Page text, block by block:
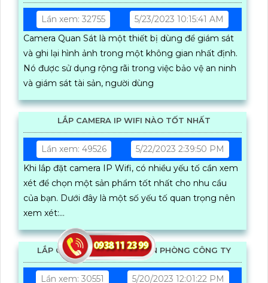
Lần xem: 32755
5/23/2023 10:15:41 AM
Camera Quan Sát là một thiết bị dùng để giám sát
và ghi lại hình ảnh trong một không gian nhất định.
Nó được sử dụng rộng rãi trong việc bảo vệ an ninh
và giám sát tài sản, người dùng
LẮP CAMERA IP WIFI NÀO TỐT NHẤT
Lần xem: 49526
5/22/2023 2:39:50 PM
Khi lắp đặt camera IP Wifi, có nhiều yếu tố cần xem
xét để chọn một sản phẩm tốt nhất cho nhu cầu
của bạn. Dưới đây là một số yếu tố quan trọng nên
xem xét:
1
LẮP CAMERA QUAN SÁT VĂN PHÒNG CÔNG TY
Lần xem: 30551 5/20/2023 12:01:22 PM